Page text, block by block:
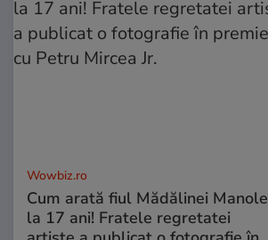
Wowbiz.ro
Cum arată fiul Mădălinei Manole
la 17 ani! Fratele regretatei